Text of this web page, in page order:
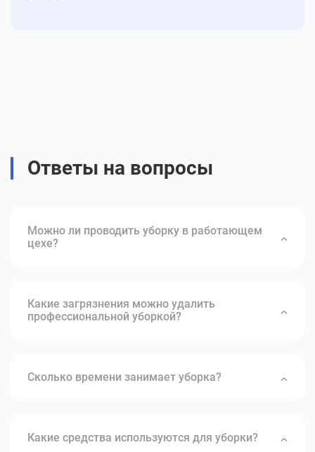
Ответы на вопросы
Можно ли проводить уборку в работающем
цехе?
Какие загрязнения можно удалить
профессиональной уборкой?
Сколько времени занимает уборка?
Какие средства используются для уборки?